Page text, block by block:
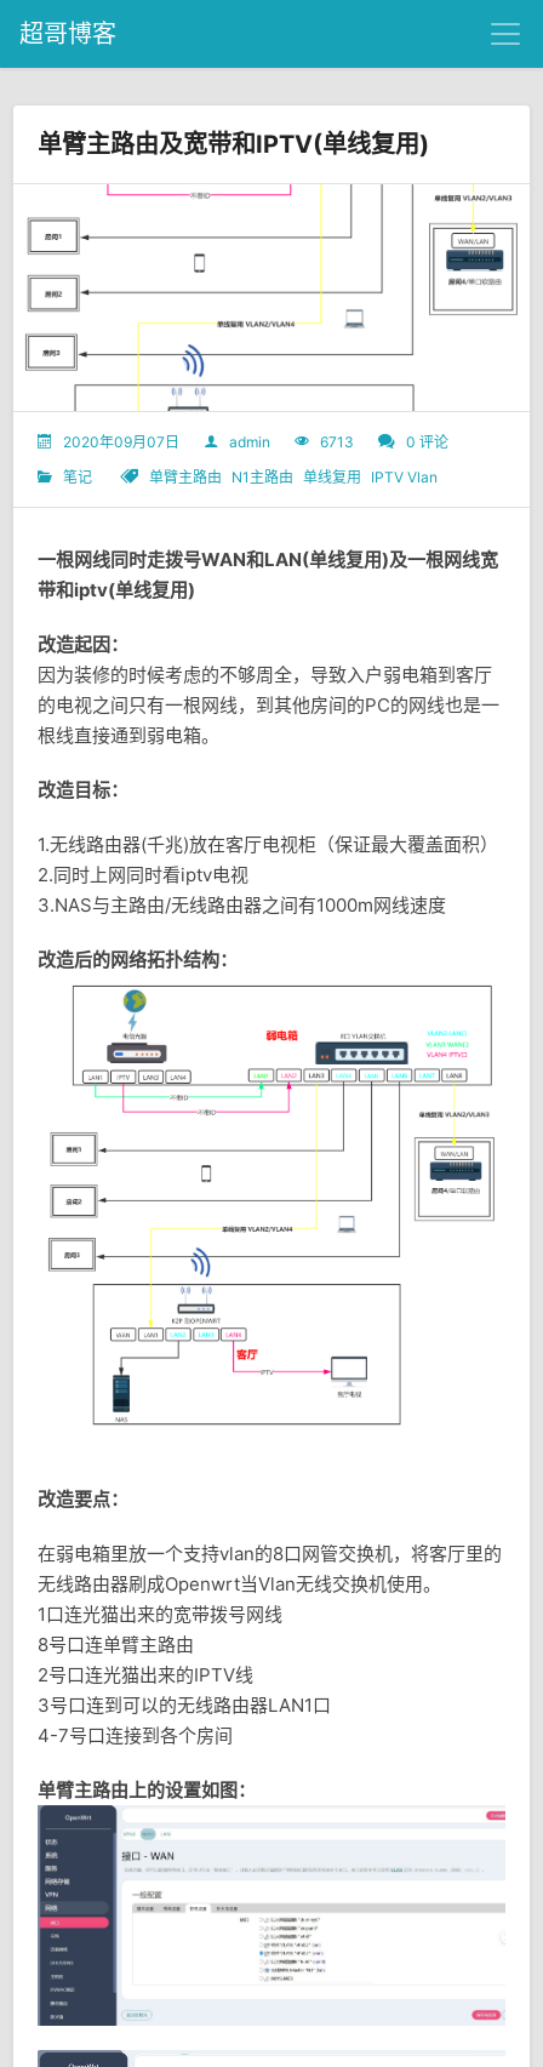
超哥博客
单臂主路由及宽带和IPTV(单线复用)
2020年09月07日 admin 6713
0 评论
笔记
单臂主路由 N1主路由 单线复用 IPTV Vlan
一根网线同时走拨号WAN和LAN(单线复用)及一根网线宽
带和iptv(单线复用)
改造起因：
因为装修的时候考虑的不够周全，导致入户弱电箱到客厅
的电视之间只有一根网线，到其他房间的PC的网线也是一
根线直接通到弱电箱。
改造目标：
1.无线路由器(千兆)放在客厅电视柜（保证最大覆盖面积）
2.同时上网同时看iptv电视
3.NAS与主路由/无线路由器之间有1000m网线速度
改造后的网络拓扑结构：
改造要点：
在弱电箱里放一个支持vlan的8口网管交换机，将客厅里的
无线路由器刷成Openwrt当Vlan无线交换机使用。
1口连光猫出来的宽带拨号网线
8号口连单臂主路由
2号口连光猫出来的IPTV线
3号口连到可以的无线路由器LAN1口
4-7号口连接到各个房间
单臂主路由上的设置如图：